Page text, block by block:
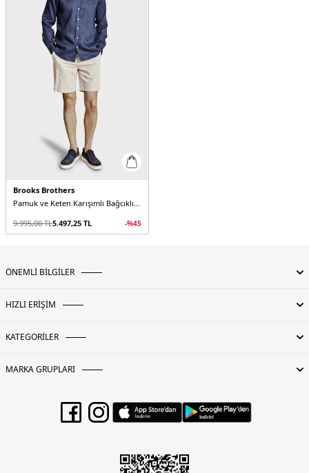
Brooks Brothers
Pamuk ve Keten Karışımlı Bağcıklı Erkek Şort
9.995,00TL5.497,25 TL -%45
ÖNEMLİ BİLGİLER
HIZLI ERİŞİM
KATEGORİLER
MARKA GRUPLARI